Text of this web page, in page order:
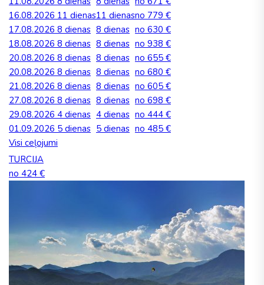
16.08.2026 11 dienas11 dienasno 779 €
17.08.2026 8 dienas 8 dienas no 630 €
18.08.2026 8 dienas 8 dienas no 938 €
20.08.2026 8 dienas 8 dienas no 655 €
20.08.2026 8 dienas 8 dienas no 680 €
21.08.2026 8 dienas 8 dienas no 605 €
27.08.2026 8 dienas 8 dienas no 698 €
29.08.2026 4 dienas 4 dienas no 444 €
01.09.2026 5 dienas 5 dienas no 485 €
Visi ceļojumi
TURCIJA
no 424 €